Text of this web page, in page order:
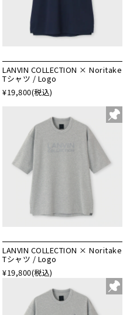
LANVIN COLLECTION × Noritake
Tシャツ / Logo
¥19,800(税込)
LANVIN COLLECTION × Noritake
Tシャツ / Logo
¥19,800(税込)